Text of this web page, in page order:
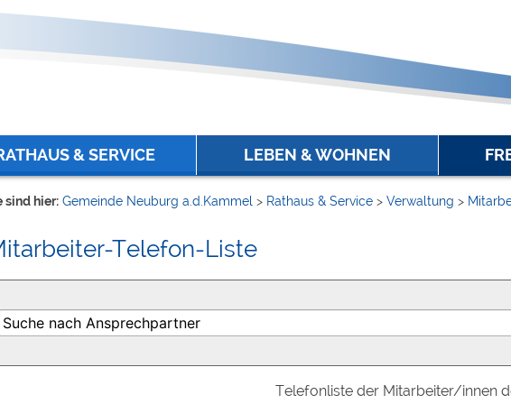
springen.
& SERVICE LEBEN & WOHNEN
sind hier: Gemeinde Neuburg a.d.Kammel > Rathaus & Service > Verwaltung >
Telefon-Liste
Telefonliste der Mitarbeiter/innen